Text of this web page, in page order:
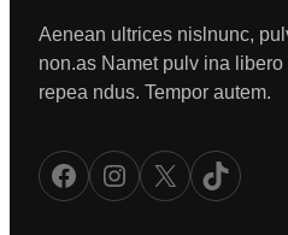
Aenean ultrices nislnunc,
non.as Namet pulv ina
repea ndus. Tempor autem.
Facebook Instagram X TikTok